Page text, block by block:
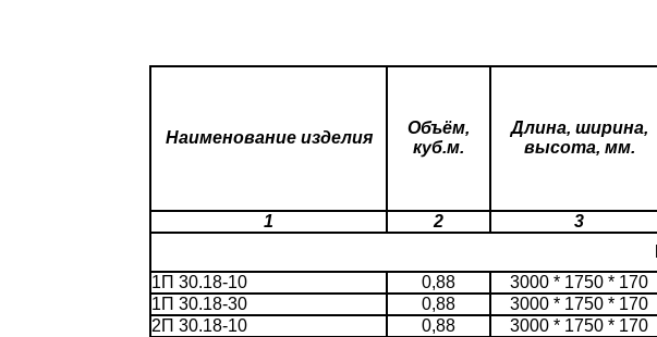
Наименование изделия
Объём,
куб.м.
Длина, ширина,
высота, мм.
1 2 3
1П 30.18-10
0,88 3000 * 1750 * 170
1П 30.18-30
0,88 3000 * 1750 * 170
2П 30.18-10
0,88 3000 * 1750 * 170